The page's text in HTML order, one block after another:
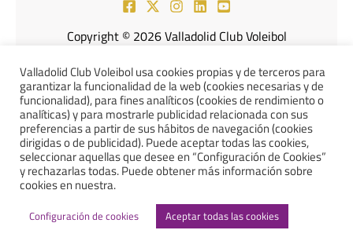
Copyright © 2026 Valladolid Club Voleibol
Aviso Legal Política de
Cookies Política de Privacidad
Declaración de Accesibilidad
Valladolid Club Voleibol usa cookies propias y de terceros para
garantizar la funcionalidad de la web (cookies necesarias y de
funcionalidad), para fines analíticos (cookies de rendimiento o
analíticas) y para mostrarle publicidad relacionada con sus
preferencias a partir de sus hábitos de navegación (cookies
dirigidas o de publicidad). Puede aceptar todas las cookies,
seleccionar aquellas que desee en “Configuración de Cookies”
y rechazarlas todas. Puede obtener más información sobre
cookies en nuestra.
Configuración de cookies Aceptar todas las cookies